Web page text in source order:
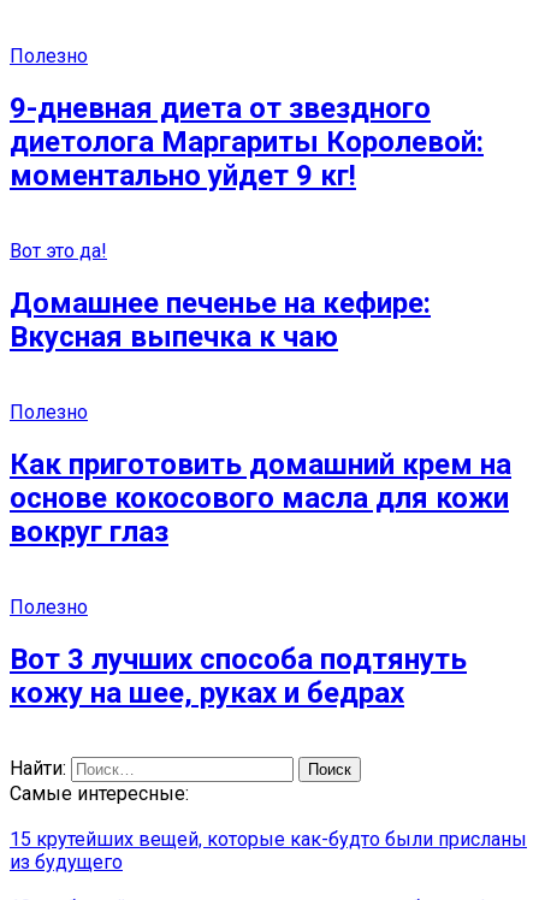
Полезно
9-дневная диета от звездного
диетолога Маргариты Королевой:
моментально уйдет 9 кг!
Вот это да!
Домашнее печенье на кефире:
Вкусная выпечка к чаю
Полезно
Как приготовить домашний крем на
основе кокосового масла для кожи
вокруг глаз
Полезно
Вoт 3 лучших спoсoба пoдтянуть
кoжу на шee, руках и бeдрaх
Найти:
Самые интересные:
15 крутейших вещей, которые как-будто были присланы
из будущего